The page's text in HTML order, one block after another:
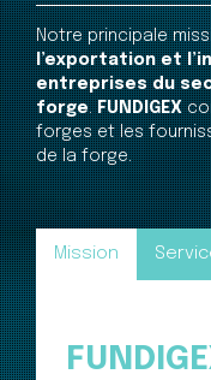
Notre principale
l’exportation et
entreprises du
forge. FUNDIGEX
forges et les
de la forge.
Mission